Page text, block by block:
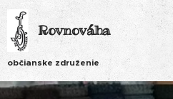
Rovnováha
občianske združenie